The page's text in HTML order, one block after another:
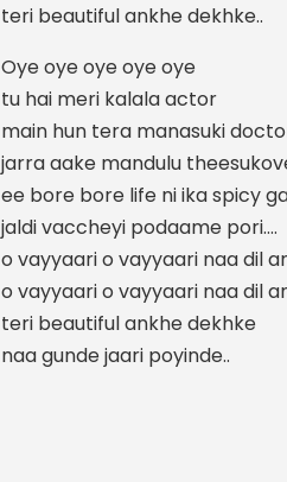
teri beautiful ankhe dekhke..
Oye oye oye oye oye
tu hai meri kalala actor
main hun tera manasuki
jarra aake mandulu
ee bore bore life ni ika spicy
jaldi vaccheyi podaame pori….
o vayyaari o vayyaari naa dil
o vayyaari o vayyaari naa dil
teri beautiful ankhe dekhke
naa gunde jaari poyinde..